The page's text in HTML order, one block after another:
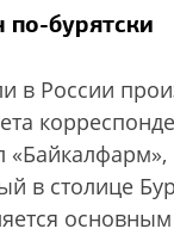
бурятски
в России
«Байкалфарм»,
в столице
основным